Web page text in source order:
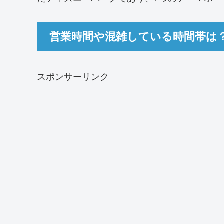
営業時間や混雑している時間帯は
スポンサーリンク